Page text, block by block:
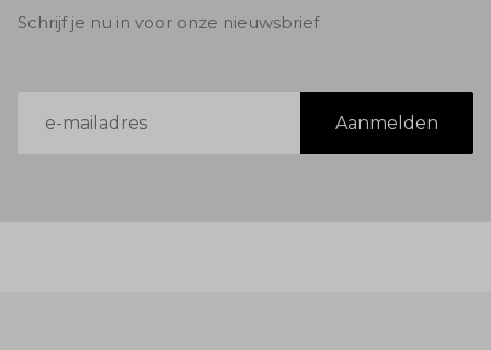
Schrijf je nu in voor onze nieuwsbrief
mailadres
Aanmelden